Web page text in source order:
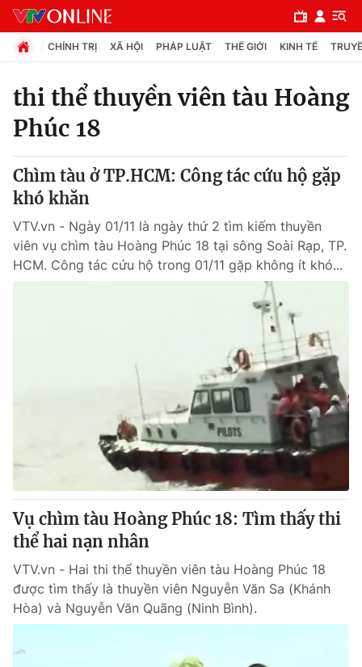
Chuyên mục
Chính trị
Xã hội
Pháp luật
Câu chuyện quốc tế
Thị trường
Góc doanh nghiệp
Dữ liệu và đời sống
Truyền hình
Phim VTV
Nhân vật
Khán giả
Giải sao mai
Giải trí
Điện ảnh
Âm nhạc
Đời sống
Du lịch
Làm đẹp
Giáo dục
CHÍNH TRỊ XÃ HỘI PHÁP LUẬT THẾ GIỚI KINH TẾ
thi thể thuyền viên tàu Hoàng
Phúc 18
Chìm tàu ở TP.HCM: Công tác cứu hộ gặp
khó khăn
VTV.vn - Ngày 01/11 là ngày thứ 2 tìm kiếm thuyền
viên vụ chìm tàu Hoàng Phúc 18 tại sông Soài Rạp, TP.
HCM. Công tác cứu hộ trong 01/11 gặp không ít khó...
Vụ chìm tàu Hoàng Phúc 18: Tìm thấy thi
thể hai nạn nhân
VTV.vn - Hai thi thể thuyền viên tàu Hoàng Phúc 18
được tìm thấy là thuyền viên Nguyễn Văn Sa (Khánh
Hòa) và Nguyễn Văn Quãng (Ninh Bình).